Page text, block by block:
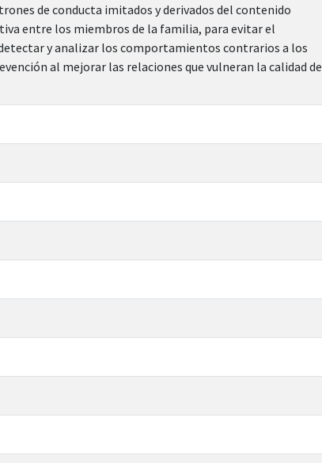
de conducta imitados y derivados del contenido
entre los miembros de la familia, para evitar el
y analizar los comportamientos contrarios a los
al mejorar las relaciones que vulneran la calidad de